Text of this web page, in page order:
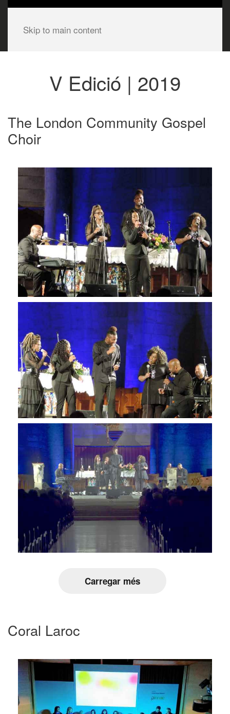
Skip to main content
V Edició | 2019
The London Community Gospel
Choir
Carregar més
Coral Laroc